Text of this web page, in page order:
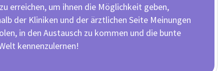
erreichen, um ihnen die Möglichkeit geben,
der Kliniken und der ärztlichen Seite Meinungen
in den Austausch zu kommen und die bunte
kennenzulernen!